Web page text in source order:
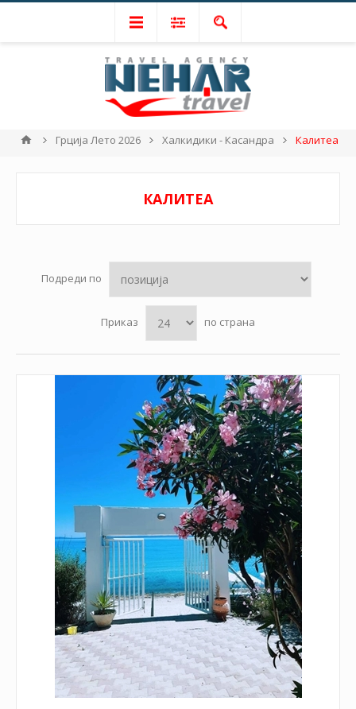
Грција Лето 2026 Халкидики - Касандра Калитеа
КАЛИТЕА
Подреди по
Приказ по страна